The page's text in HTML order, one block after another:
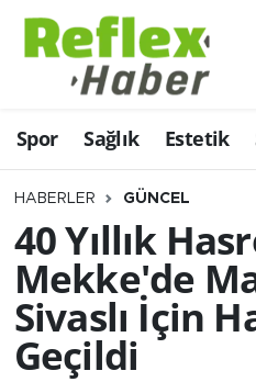
Spor Sağlık Estetik
HABERLER GÜNCEL
40 Yıllık
Mekke'de
Sivaslı İçin
Geçildi
Eğitim
Estetik
Firmalardan
Güncel
İş ve Ekonomi
Moda-Magazin-
Nöbetçi Eczaneler
Hava Durumu
Namaz Vakitleri
Trafik Durumu
Şampiyonlar Ligi
Tüm Manşetler